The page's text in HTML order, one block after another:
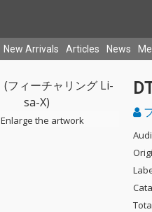
New Arrivals Articles News
Enlarge the artwork